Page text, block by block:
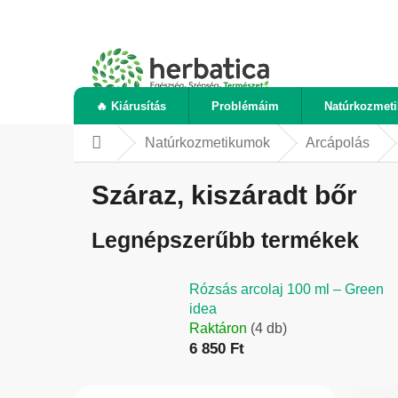
🔥 Kiárusítás Problémáim
KezdőlapNatúrkozmetikumok Arcápolás
Száraz, kiszáradt bőr
Legnépszerűbb termékek
Rózsás arcolaj 100 ml – Green
idea
Raktáron (4 db)
6 850 Ft